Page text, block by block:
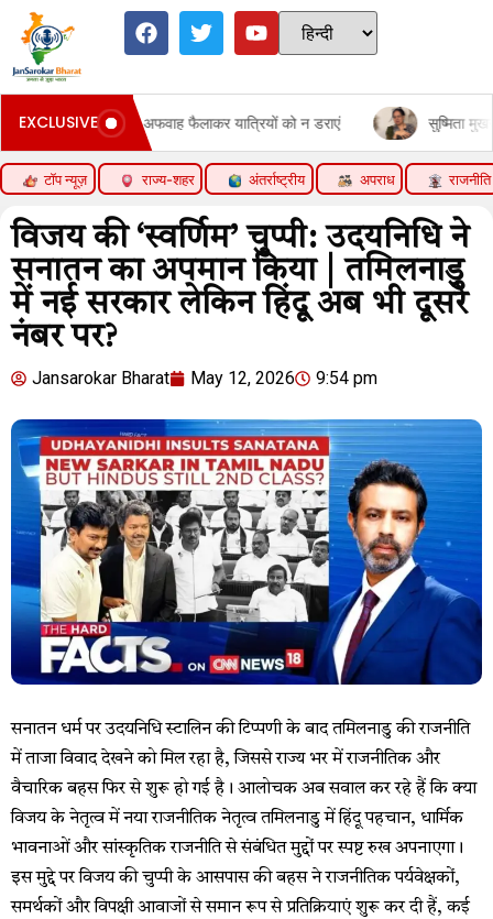
EXCLUSIVE
बोले- अफवाह फैलाकर यात्रियों को न डराएं सुष्मिता मुखर्जी बोलीं-
टॉप न्यूज़ राज्य-शहर अंतर्राष्ट्रीय अपराध राजनीति
विजय की ‘स्वर्णिम’ चुप्पी: उदयनिधि ने
सनातन का अपमान किया | तमिलनाडु
में नई सरकार लेकिन हिंदू अब भी दूसरे
नंबर पर?
Jansarokar Bharat May 12, 2026 9:54 pm
सनातन धर्म पर उदयनिधि स्टालिन की टिप्पणी के बाद तमिलनाडु की राजनीति
में ताजा विवाद देखने को मिल रहा है, जिससे राज्य भर में राजनीतिक और
वैचारिक बहस फिर से शुरू हो गई है। आलोचक अब सवाल कर रहे हैं कि क्या
विजय के नेतृत्व में नया राजनीतिक नेतृत्व तमिलनाडु में हिंदू पहचान, धार्मिक
भावनाओं और सांस्कृतिक राजनीति से संबंधित मुद्दों पर स्पष्ट रुख अपनाएगा।
इस मुद्दे पर विजय की चुप्पी के आसपास की बहस ने राजनीतिक पर्यवेक्षकों,
समर्थकों और विपक्षी आवाजों से समान रूप से प्रतिक्रियाएं शुरू कर दी हैं, कई